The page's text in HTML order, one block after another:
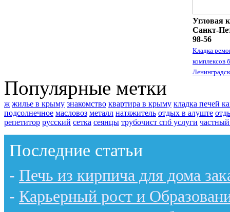
Угловая
Санкт-
98-56
Кладка
комплексов
Популярные метки
ж жилье в крыму знакомство квартира в крыму кладка печей
подсолнечное масловоз металл натяжитель отдых в алуште
репетитор русский сетка сеянцы трубочист спб услуги
Последние статьи
- Печь из кирпича для дома
- Карьерный рост и